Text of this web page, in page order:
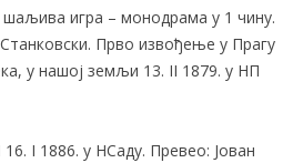
шаљива игра – монодрама у 1 чину.
Прво извођење у Прагу
у нашој земљи 13. II 1879. у НП
I 1886. у НСаду. Превео: Јован